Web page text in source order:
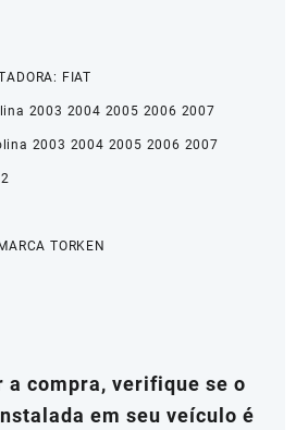
FIAT
2003 2004 2005 2006 2007
2003 2004 2005 2006 2007
TORKEN
a compra, verifique se o
em seu veículo é